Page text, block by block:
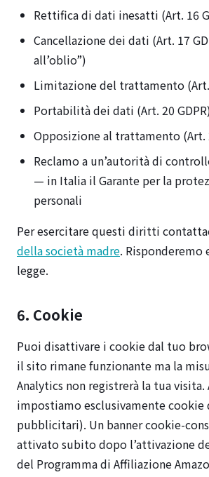
Rettifica di dati inesatti (Art. 16
Cancellazione dei dati (Art. 17
all’oblio”)
Limitazione del trattamento (Art.
Portabilità dei dati (Art. 20
Opposizione al trattamento (Art.
Reclamo a un’autorità di
— in Italia il Garante per la
personali
Per esercitare questi diritti
della società madre.
legge.
6. Cookie
Puoi disattivare i cookie dal tuo
il sito rimane funzionante ma la
Analytics non registrerà la tua
impostiamo esclusivamente cookie
pubblicitari). Un banner cookie-
attivato subito dopo l’attivazione
del Programma di Affiliazione